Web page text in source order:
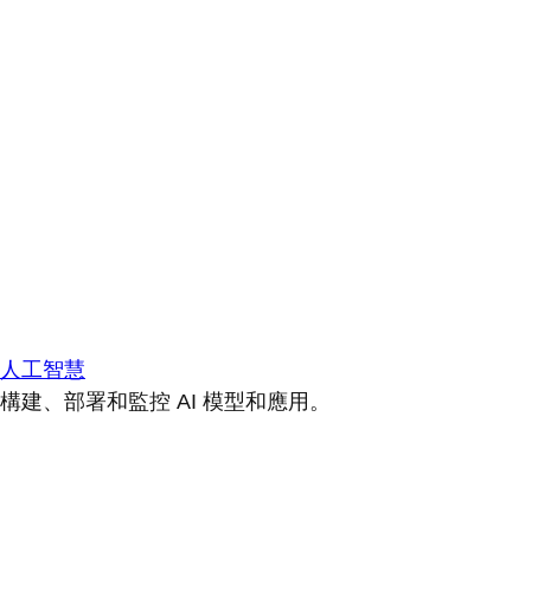
人工智慧
構建、部署和監控 AI 模型和應用。